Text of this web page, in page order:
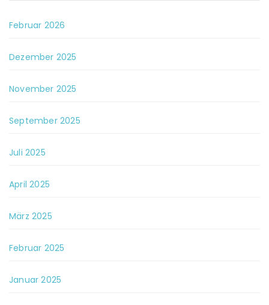
Februar 2026
Dezember 2025
November 2025
September 2025
Juli 2025
April 2025
März 2025
Februar 2025
Januar 2025